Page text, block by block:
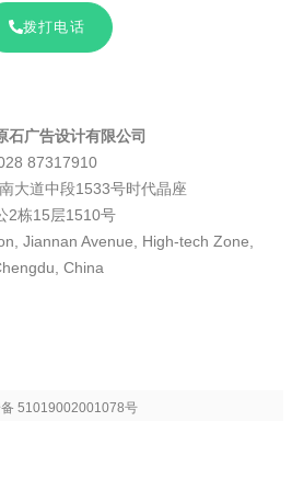
拨打电话
石广告设计有限公司
87317910
大道中段1533号时代晶座
2栋15层1510号
Jiannan Avenue, High-tech Zone,
China
备 51019002001078号